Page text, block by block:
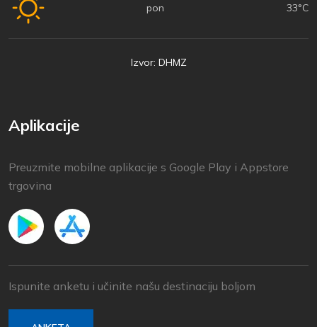
pon 33°C
Izvor: DHMZ
Aplikacije
Preuzmite mobilne aplikacije s Google Play i Appstore
trgovina
Ispunite anketu i učinite našu destinaciju boljom